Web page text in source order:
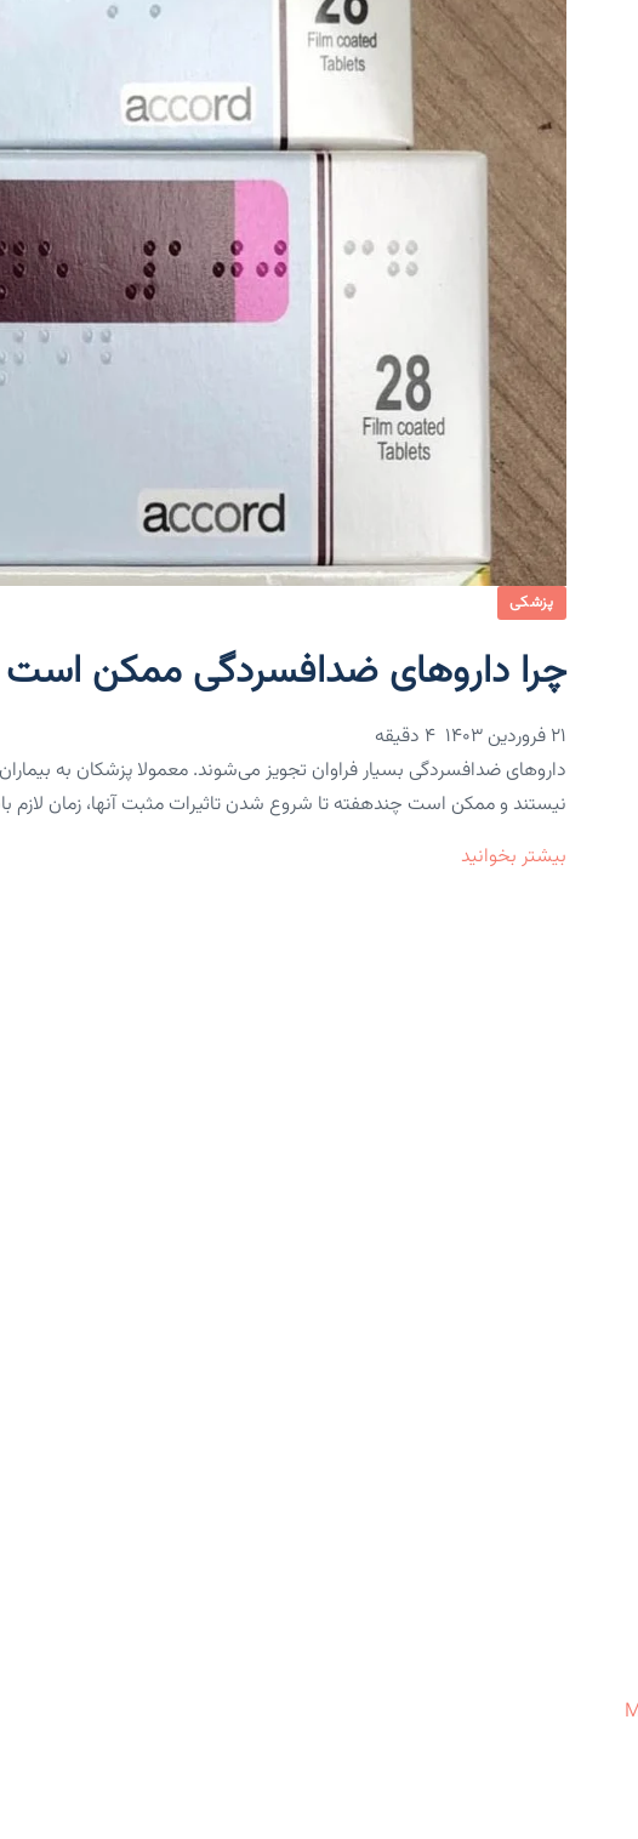
پزشکی
چرا داروهای ضدافسردگی ممکن است
۲۱ فروردین ۱۴۰۳
داروهای ضدافسردگی بسیار فراوان تجویز می‌شوند. معمولا پزشکان به
نیستند و ممکن است چندهفته تا شروع شدن تاثیرات مثبت آنها، زمان لازم
بیشتر بخوانید